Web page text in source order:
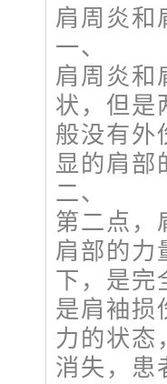
肩周炎和
一、
肩周炎和
状，但是
般没有外
显的肩部
二、
第二点，
肩部的力
下，是完
是肩袖损
力的状态
消失，患